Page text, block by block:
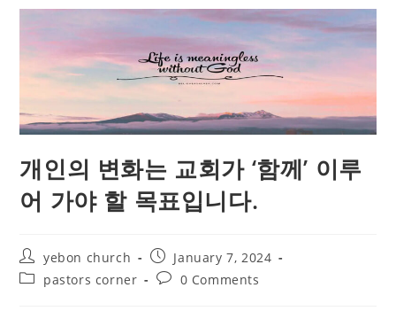
개인의 변화는 교회가 ‘함께’ 이루
어 가야 할 목표입니다.
Post
author:
yebon church
Post
published:
January 7, 2024
Postpastors corner
Post0 Comments